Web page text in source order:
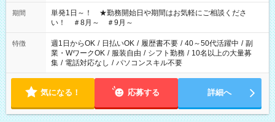
期間
単発1日～！ ★勤務開始日や期間はお気軽にご相談くださ
い！ ＃8月～ ＃9月～
特徴 週1日からOK / 日払いOK / 履歴書不要 / 40～50代活躍中 / 副
業・WワークOK / 服装自由 / シフト勤務 / 10名以上の大量募
集 / 電話対応なし / パソコンスキル不要
気になる！ 応募する 詳細へ